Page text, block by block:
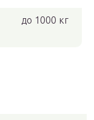
до 1000 кг